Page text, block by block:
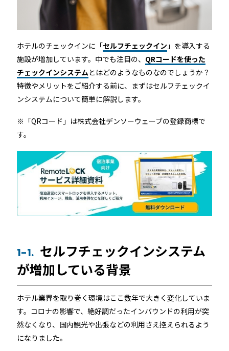
ホテルのチェックインに「セルフチェックイン 」を導入する
施設が増加しています。中でも注目の、 QRコードを使った
チェックインシステムとはどのようなものなのでしょうか？
特徴やメリットをご紹介する前に、まずはセルフチェックイ
ンシステムについて簡単に解説します。
※「QRコード」は株式会社デンソーウェーブの登録商標で
す。
1-1. セルフチェックインシステム
が増加している背景
ホテル業界を取り巻く環境はここ数年で大きく変化していま
す。コロナの影響で、絶好調だったインバウンドの利用が突
然なくなり、国内観光や出張などの利用さえ控えられるよう
になりました。
ホーム
機能
機能トップ
ユニバーサルアクセスキー＆かぎ
他社スマートロックとの連携
システム連携
システム連携トップ
連携システム一覧
API連携
製品情報トップ
製品ラインナップ
RemoteLOCK 700i
RemoteLOCK 8j-S
RemoteLOCK 9j
利用事例
利用事例トップ
宿泊施設
レンタルスペース
店舗
導入の流れ
取付工事
取付工事トップ
お役立ち記事